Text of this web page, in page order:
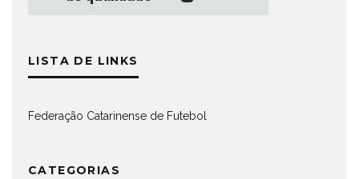
LISTA DE LINKS
Federação Catarinense de Futebol
CATEGORIAS